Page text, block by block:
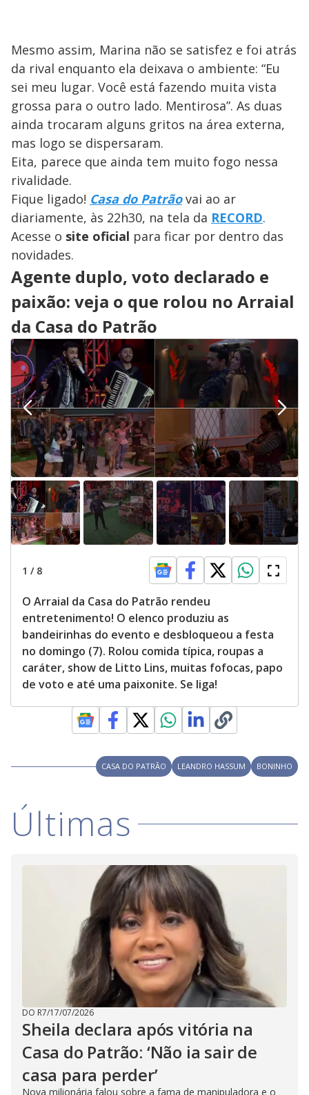
Mesmo assim, Marina não se satisfez e foi atrás
da rival enquanto ela deixava o ambiente: “Eu
sei meu lugar. Você está fazendo muita vista
grossa para o outro lado. Mentirosa”. As duas
ainda trocaram alguns gritos na área externa,
mas logo se dispersaram.
Eita, parece que ainda tem muito fogo nessa
rivalidade.
Fique ligado! Casa do Patrãovai ao ar
diariamente, às 22h30, na tela da RECORD.
Acesse o site oficial para ficar por dentro das
novidades.
Agente duplo, voto declarado e
paixão: veja o que rolou no Arraial
da Casa do Patrão
1 / 8
O Arraial da Casa do Patrão rendeu
entretenimento! O elenco produziu as
bandeirinhas do evento e desbloqueou a festa
no domingo (7). Rolou comida típica, roupas a
caráter, show de Litto Lins, muitas fofocas, papo
de voto e até uma paixonite. Se liga!
CASA DO PATRÃO LEANDRO HASSUM BONINHO
Últimas
DO R7/17/07/2026
Sheila declara após vitória na
Casa do Patrão: ‘Não ia sair de
casa para perder’
Nova milionária falou sobre a fama de manipuladora e o